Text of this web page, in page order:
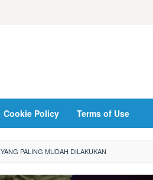
Cookie Policy Terms of Use
PALING MUDAH DILAKUKAN